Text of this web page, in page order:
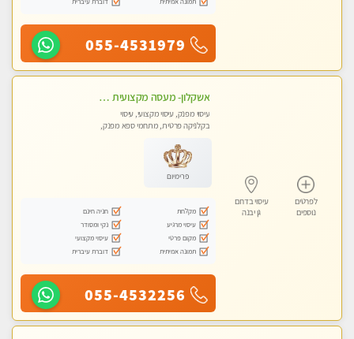
055-4531979
לפרטים
נוספים
עיסוי בדרום
גן יבנה
אשקלון- מעסה מקצועית חדשה ואיכותית לעיסוי מרגיע ומפנק VIP-מומלץ לחלוטין! פרטי! ​​​​​​ Highly recommended
עיסוי מפנק, עיסוי מקצועי, עיסוי
בקלניקה פרטית, מתחמי ספא מפנק,
טנטרה
פרימיום
מקלחת
חניה חינם
עיסוי מרגיע
נקי ומסודר
מקום פרטי
עיסוי מקצועי
תמונה אמיתית
דוברת עיברית
055-4532256